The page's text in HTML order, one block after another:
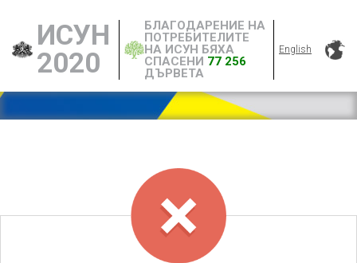
ИСУН
2020
БЛАГОДАРЕНИЕ НА
ПОТРЕБИТЕЛИТЕ
НА ИСУН БЯХА
СПАСЕНИ 77 256
ДЪРВЕТА
English